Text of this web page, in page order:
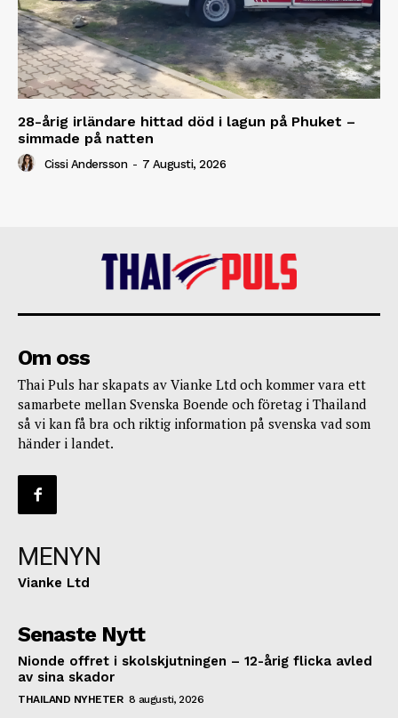
28-årig irländare hittad död i lagun på Phuket –
simmade på natten
Cissi Andersson - 7 Augusti, 2026
Om oss
Thai Puls har skapats av Vianke Ltd och kommer vara ett
samarbete mellan Svenska Boende och företag i Thailand
så vi kan få bra och riktig information på svenska vad som
händer i landet.
MENYN
Vianke Ltd
Senaste Nytt
Nionde offret i skolskjutningen – 12-årig flicka avled
av sina skador
THAILAND NYHETER 8 augusti, 2026